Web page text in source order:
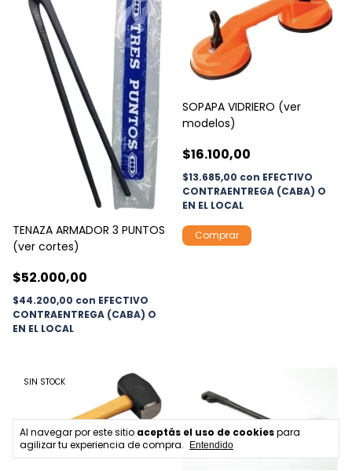
Al navegar por este sitio aceptás el uso de cookiespara
agilizar tu experiencia de compra.
Entendido
TENAZA ARMADOR 3 PUNTOS
(ver cortes)
$52.000,00
$44.200,00 con EFECTIVO
CONTRAENTREGA (CABA) O
EN EL LOCAL
SOPAPA VIDRIERO (ver
modelos)
$16.100,00
$13.685,00 con EFECTIVO
CONTRAENTREGA (CABA) O
EN EL LOCAL
Comprar
SIN STOCK